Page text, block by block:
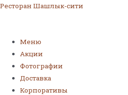
Ресторан Шашлык-сити
Меню
Акции
Фотографии
Доставка
Корпоративы